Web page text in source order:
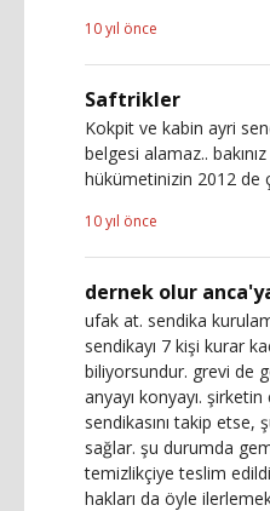
10 yıl önce
Saftrikler
Kokpit ve kabin ayri
belgesi alamaz..
hükümetinizin 2012 de
10 yıl önce
dernek olur
ufak at. sendika
sendikayı 7 kişi kurar
biliyorsundur. grevi de
anyayı konyayı. şirketin
sendikasını takip
sağlar. şu durumda
temizlikçiye teslim
hakları da öyle